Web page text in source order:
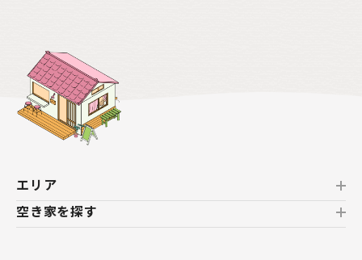
エリア
北海道
空き家を探す